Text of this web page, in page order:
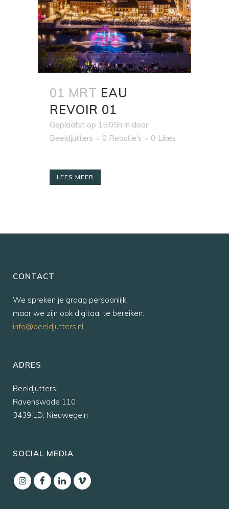
01 MRT EAU
REVOIR 01
Geplaatst op 15:05h in door
Beeldjutters
0 Reactie's 0 Likes
LEES MEER
CONTACT
We spreken je graag persoonlijk,
maar we zijn ook digitaal te bereiken:
info@beeldjutters.nl
ADRES
Beeldjutters
Ravenswade 110
3439 LD, Nieuwegein
SOCIAL MEDIA